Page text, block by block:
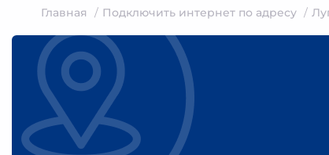
Главная Подключить интернет по адресу